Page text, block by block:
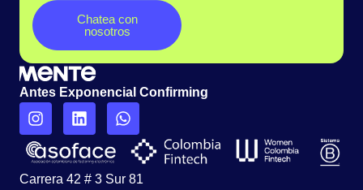
Chatea con
nosotros
Antes Exponencial Confirming
Carrera 42 # 3 Sur 81